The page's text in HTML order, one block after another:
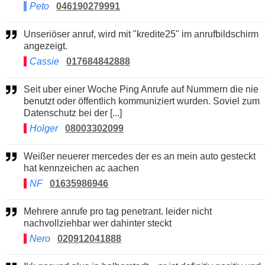
Peto
046190279991
Unseriöser anruf, wird mit "kredite25" im anrufbildschirm
angezeigt.
Cassie
017684842888
Seit uber einer Woche Ping Anrufe auf Nummern die nie
benutzt oder öffentlich kommuniziert wurden. Soviel zum
Datenschutz bei der [...]
Holger
08003302099
Weißer neuerer mercedes der es an mein auto gesteckt
hat kennzeichen ac aachen
NF
01635986946
Mehrere anrufe pro tag penetrant. leider nicht
nachvollziehbar wer dahinter steckt
Nero
020912041888